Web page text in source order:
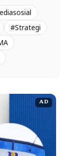
#Strategi
AD